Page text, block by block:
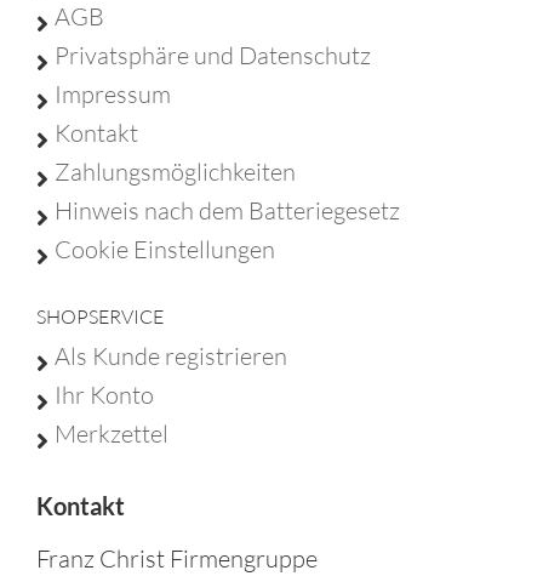
AGB
Privatsphäre und Datenschutz
Impressum
Kontakt
Zahlungsmöglichkeiten
Hinweis nach dem Batteriegesetz
Cookie Einstellungen
SHOPSERVICE
Als Kunde registrieren
Ihr Konto
Merkzettel
Kontakt
Franz Christ Firmengruppe